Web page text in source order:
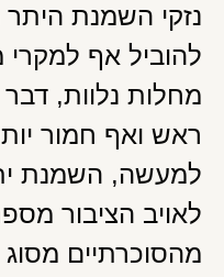
נזקי השמנת היתר
להוביל אף
מחלות נלוות,
ראש ואף חמור
למעשה, השמנת